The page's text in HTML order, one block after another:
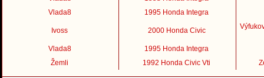
Vlada8
1995 Honda Integra
Ivoss 2000 Honda Civic
Vlada8
1995 Honda Integra
Žemli
1992 Honda Civic Vti